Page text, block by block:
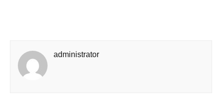
administrator